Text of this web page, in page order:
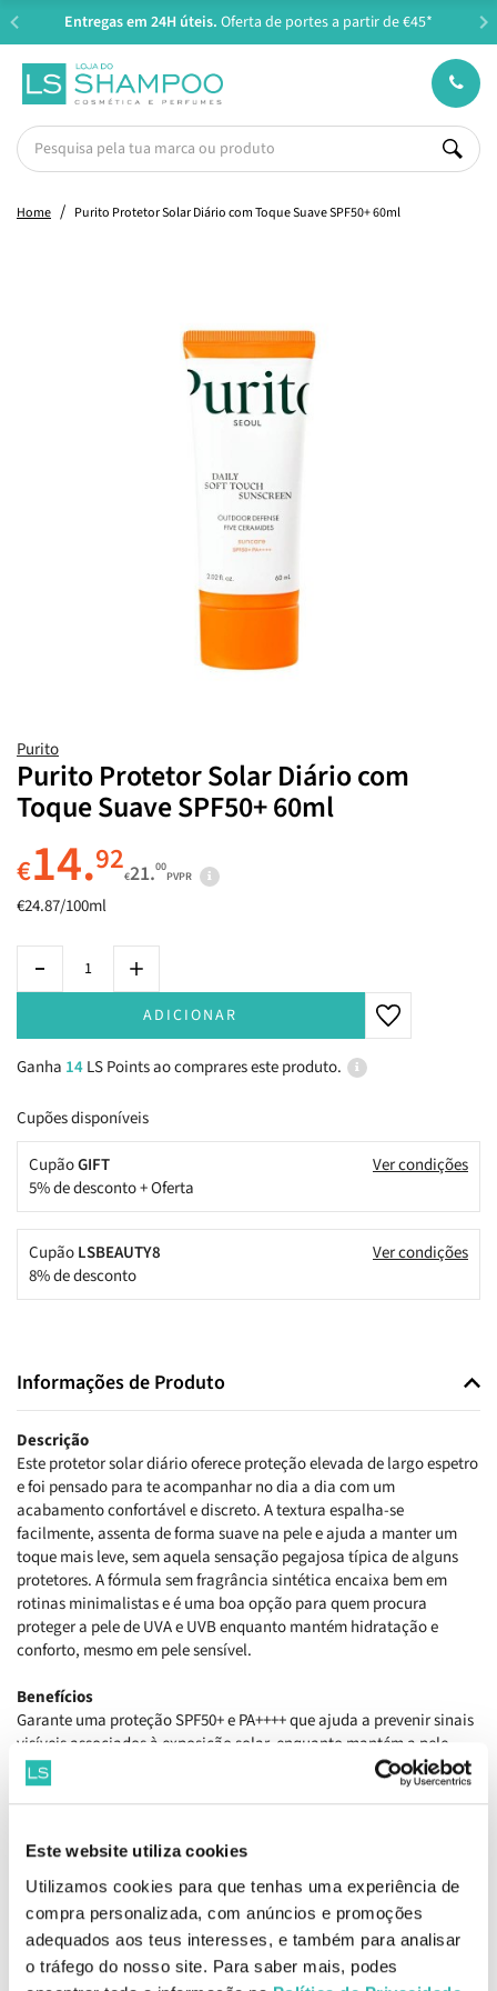
Este website utiliza cookies
Utilizamos cookies para que tenhas uma experiência de
compra personalizada, com anúncios e promoções
adequados aos teus interesses, e também para analisar
o tráfego do nosso site. Para saber mais, podes
Entregas em 24H úteis. Oferta de portes a partir de €45*
Home Purito Protetor Solar Diário com Toque Suave SPF50+ 60ml
Purito
Purito Protetor Solar Diário com
Toque Suave SPF50+ 60ml
€14.92€21.00
PVPR
€24.87/100ml
ADICIONAR
Ganha 14LS Points ao comprares este produto.
Cupões disponíveis
CupãoGIFT
5% de desconto + Oferta
Ver condições
CupãoLSBEAUTY8
8% de desconto
Ver condições
Informações de Produto
Descrição
Este protetor solar diário oferece proteção elevada de largo espetro
e foi pensado para te acompanhar no dia a dia com um
acabamento confortável e discreto. A textura espalha-se
facilmente, assenta de forma suave na pele e ajuda a manter um
toque mais leve, sem aquela sensação pegajosa típica de alguns
protetores. A fórmula sem fragrância sintética encaixa bem em
rotinas minimalistas e é uma boa opção para quem procura
proteger a pele de UVA e UVB enquanto mantém hidratação e
conforto, mesmo em pele sensível.
Benefícios
Garante uma proteção SPF50+ e PA++++ que ajuda a prevenir sinais
visíveis associados à exposição solar, enquanto mantém a pele
com sensação mais macia e cuidada ao longo do dia. A presença
de pantenol e Centella asiatica apoia o conforto e a sensação de
mais estável e para uma pele com aspeto mais equilibrado.
Como aplicar
Aplicar uniformemente como último passo da rotina, pelo menos 15
minutos antes da exposição solar, e reaplicar conforme necessário.